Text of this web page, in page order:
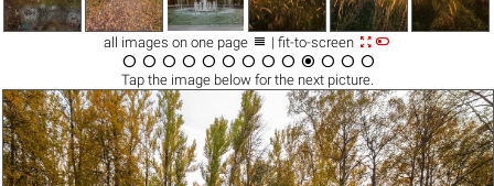
all images on one page  | fit-to-screen 
            
Tap the imagebelow for the next picture.